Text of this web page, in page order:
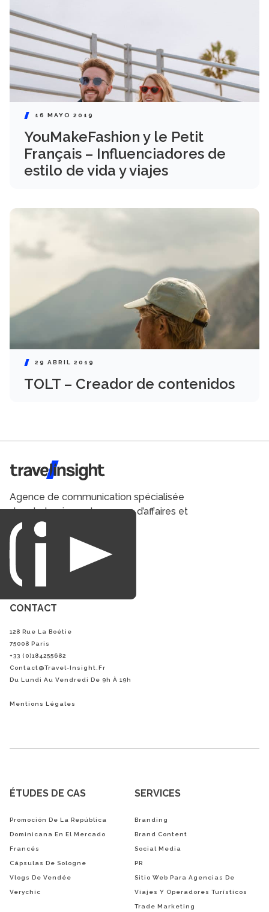
16 MAYO 2019
YouMakeFashion y le Petit
Français – Influenciadores de
estilo de vida y viajes
29 ABRIL 2019
TOLT – Creador de contenidos
Travel Insight
Agence de communication spécialisée
dans le tourisme du voyage d’affaires et
du loisirs.
CONTACT
128 Rue La Boétie
75008 Paris
+33 (0)184255682
Contact@Travel-Insight.fr
Du Lundi Au Vendredi De 9h À 19h
Mentions Légales
ÉTUDES DE CAS
Promoción De La República
Dominicana En El Mercado
Francés
Cápsulas De Sologne
Vlogs De Vendée
Verychic
SERVICES
Branding
Brand Content
Social Media
PR
Sitio Web Para Agencias De
Viajes Y Operadores Turísticos
Trade Marketing